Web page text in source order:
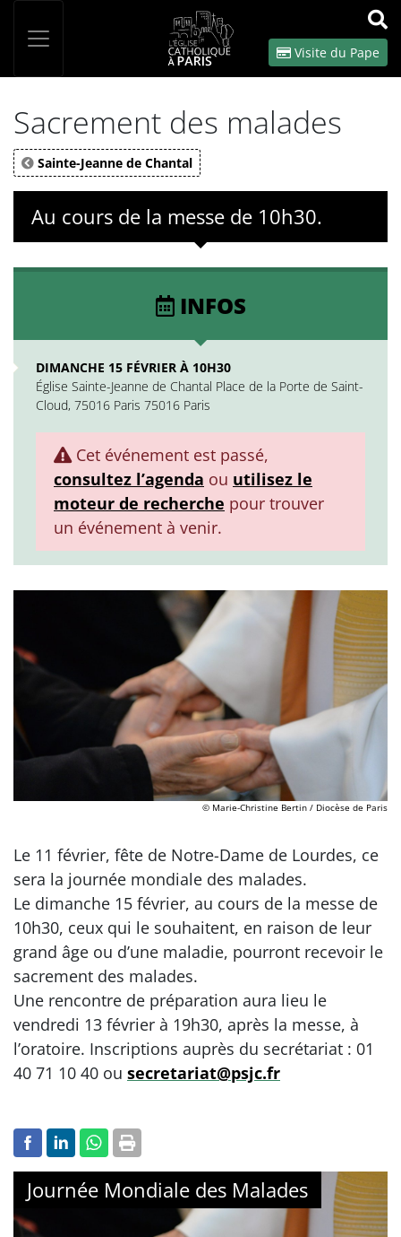
OK
Visite du Pape
Sacrement des malades
Sainte-Jeanne de Chantal
Au cours de la messe de 10h30.
INFOS
DIMANCHE 15 FÉVRIER À 10H30
Église Sainte-Jeanne de Chantal Place de la Porte de Saint-
Cloud, 75016 Paris 75016 Paris
Cet événement est passé,
consultez l’agenda ou utilisez le
moteur de recherche pour trouver
un événement à venir.
© Marie-Christine Bertin / Diocèse de Paris
Le 11 février, fête de Notre-Dame de Lourdes, ce
sera la journée mondiale des malades.
Le dimanche 15 février, au cours de la messe de
10h30, ceux qui le souhaitent, en raison de leur
grand âge ou d’une maladie, pourront recevoir le
sacrement des malades.
Une rencontre de préparation aura lieu le
vendredi 13 février à 19h30, après la messe, à
l’oratoire. Inscriptions auprès du secrétariat : 01
40 71 10 40 ou secretariat@psjc.fr
Journée Mondiale des Malades
Panneau de gestion des cookies